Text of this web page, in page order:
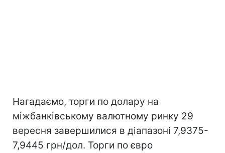
Нагадаємо, торги по долару на
міжбанківському валютному ринку 29
вересня завершилися в діапазоні 7,9375-
7,9445 грн/дол. Торги по євро